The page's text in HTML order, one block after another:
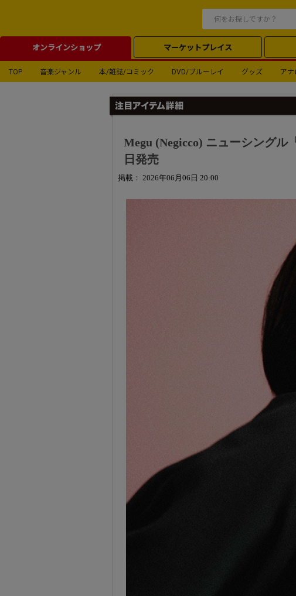
オンラインショップ マーケットプレイス
TOP 音楽ジャンル 本/雑誌/コミック DVD/ブルーレイ グッズ アナ
Megu (Negicco) ニューシングル
日発売
掲載： 2026年06月06日 20:00